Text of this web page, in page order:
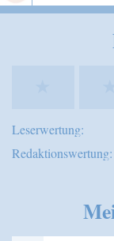
Leserwertung:
Redaktionswertung: